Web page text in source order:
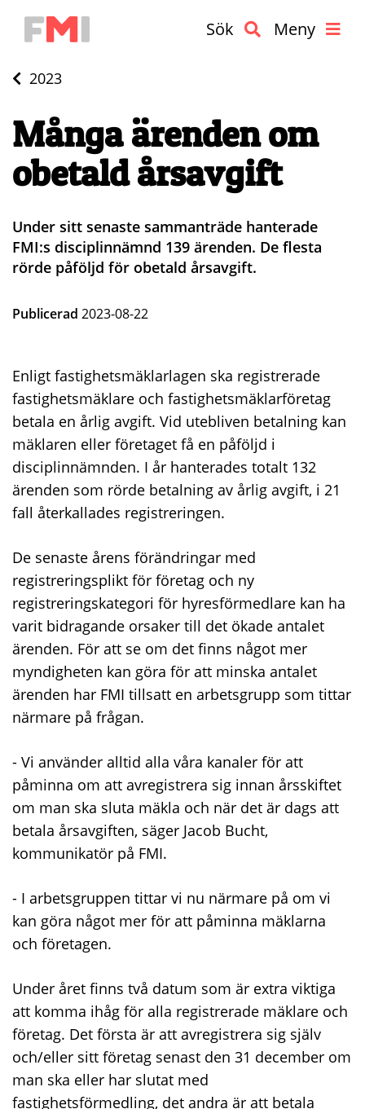
Sök Meny
2023
Många ärenden om
obetald årsavgift
Under sitt senaste sammanträde hanterade
FMI:s disciplinnämnd 139 ärenden. De flesta
rörde påföljd för obetald årsavgift.
Publicerad 2023-08-22
Enligt fastighetsmäklarlagen ska registrerade
fastighetsmäklare och fastighetsmäklarföretag
betala en årlig avgift. Vid utebliven betalning kan
mäklaren eller företaget få en påföljd i
disciplinnämnden. I år hanterades totalt 132
ärenden som rörde betalning av årlig avgift, i 21
fall återkallades registreringen.
De senaste årens förändringar med
registreringsplikt för företag och ny
registreringskategori för hyresförmedlare kan ha
varit bidragande orsaker till det ökade antalet
ärenden. För att se om det finns något mer
myndigheten kan göra för att minska antalet
ärenden har FMI tillsatt en arbetsgrupp som tittar
närmare på frågan.
- Vi använder alltid alla våra kanaler för att
påminna om att avregistrera sig innan årsskiftet
om man ska sluta mäkla och när det är dags att
betala årsavgiften, säger Jacob Bucht,
kommunikatör på FMI.
- I arbetsgruppen tittar vi nu närmare på om vi
kan göra något mer för att påminna mäklarna
och företagen.
Under året finns två datum som är extra viktiga
att komma ihåg för alla registrerade mäklare och
företag. Det första är att avregistrera sig själv
och/eller sitt företag senast den 31 december om
man ska eller har slutat med
fastighetsförmedling, det andra är att betala